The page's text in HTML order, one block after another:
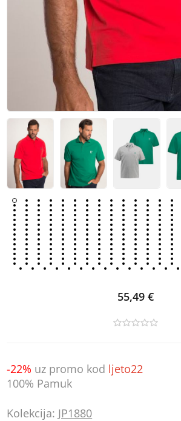
55,49 €
-22% uz promo kod ljeto22
100% Pamuk
Kolekcija: JP1880